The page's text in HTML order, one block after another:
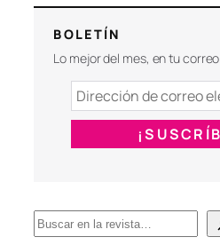
BOLETÍN
Lo mejor del mes, en tu correo.
B
u